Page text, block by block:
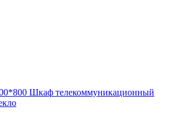
Шкаф телекоммуникационный